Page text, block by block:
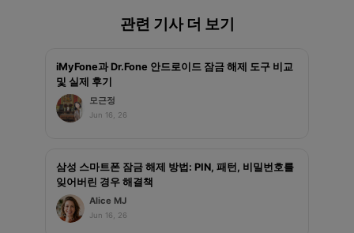
관련 기사 더 보기
iMyFone과 Dr.Fone 안드로이드 잠금 해제 도구 비교
및 실제 후기
모근정
Jun 16, 26
삼성 스마트폰 잠금 해제 방법: PIN, 패턴, 비밀번호를
잊어버린 경우 해결책
Alice MJ
Jun 16, 26